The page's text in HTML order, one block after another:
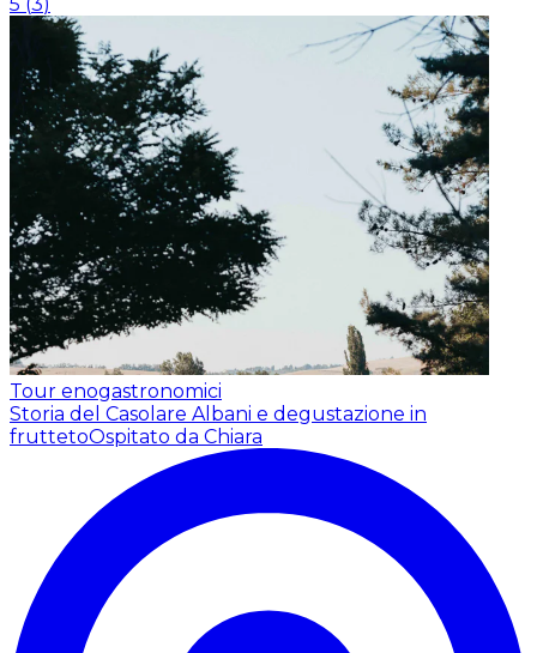
Tour enogastronomici
Storia del Casolare Albani e degustazione in
fruttetoOspitato da Chiara